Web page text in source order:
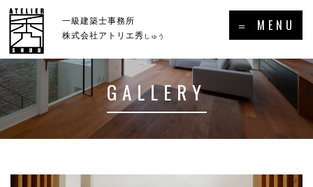
＝ MENU
一級建築士事務所
株式会社アトリエ秀 しゅう ×
ホーム
－HOME
新着情報・トピックス
－NEWS／TOPICS
－CONCEPT －GALLERY
GALLERY